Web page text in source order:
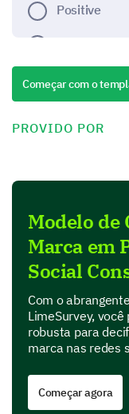
Positive
How familiar
Very familiar
Somewhat
Neutral
Somewhat
Very
Começar com o
PROVIDO POR
Modelo de
Marca em
Social
Com o
LimeSurvey,
robusta para
marca nas redes
Começar agora